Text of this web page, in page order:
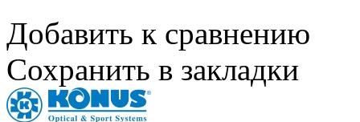
Добавить к сравнению
Сохранить в закладки